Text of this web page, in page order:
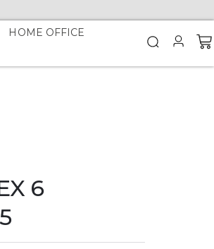
HOME OFFICE
6